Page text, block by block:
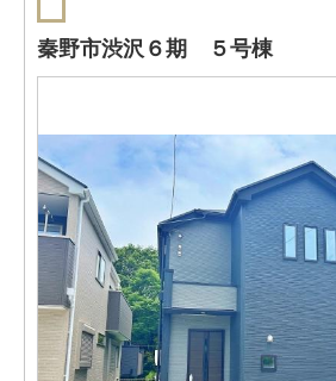
秦野市渋沢６期 ５号棟